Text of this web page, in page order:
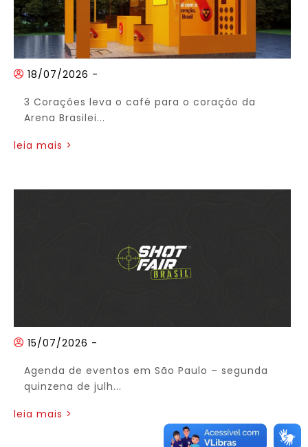
18/07/2026 -
3 Corações leva o café para o coração da
Arena Brasilei...
leia mais >
15/07/2026 -
Agenda de eventos em São Paulo – segunda
quinzena de julh...
leia mais >